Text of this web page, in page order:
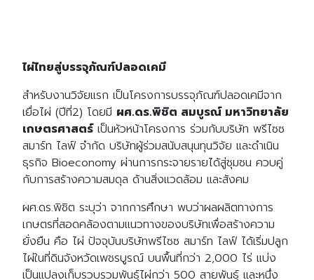
ไผ่ไทยสู่บรรจุภัณฑ์ปลอดเคมี
สำหรับงานวิจัยแรก เป็นโครงการบรรจุภัณฑ์ปลอดเคมีจาก
เยื่อไผ่ (ปีที่2) โดยมี ผศ.ดร.พิชิต สมบูรณ์ มหาวิทยาลัย
เกษตรศาสตร์เป็นหัวหน้าโครงการ ร่วมกับบริษัท พรีไซซ
สมาร์ท ไลฟ์ จำกัด บริษัทผู้ร่วมสนับสนุนทุนวิจัย และดำเนิน
ธุรกิจ Bioeconomy ผ่านการกระจายรายได้สู่ชุมชน ควบคู่
กับการสร้างความสมดุล ด้านสิ่งแวดล้อม และสังคม
ผศ.ดร.พิชิต ระบุว่า จากการศึกษา พบว่าผลผลิตทางการ
เกษตรที่สอดคล้องตามแนวทางของบริษัทเพื่อสร้างความ
ยั่งยืน คือ ไผ่ ปัจจุบันบริษัทพรีไซซ สมาร์ท ไลฟ์ ได้เริ่มปลูก
ไผ่ในที่ดินจังหวัดเพชรบูรณ์ บนพื้นที่กว่า 2,000 ไร่ แบ่ง
เป็นแปลงเก็บรวบรวมพันธุ์ไผ่กว่า 500 สายพันธุ์ และหนึ่ง